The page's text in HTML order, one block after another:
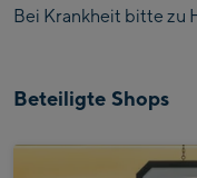
Bei Krankheit bitte zu
Beteiligte Shops